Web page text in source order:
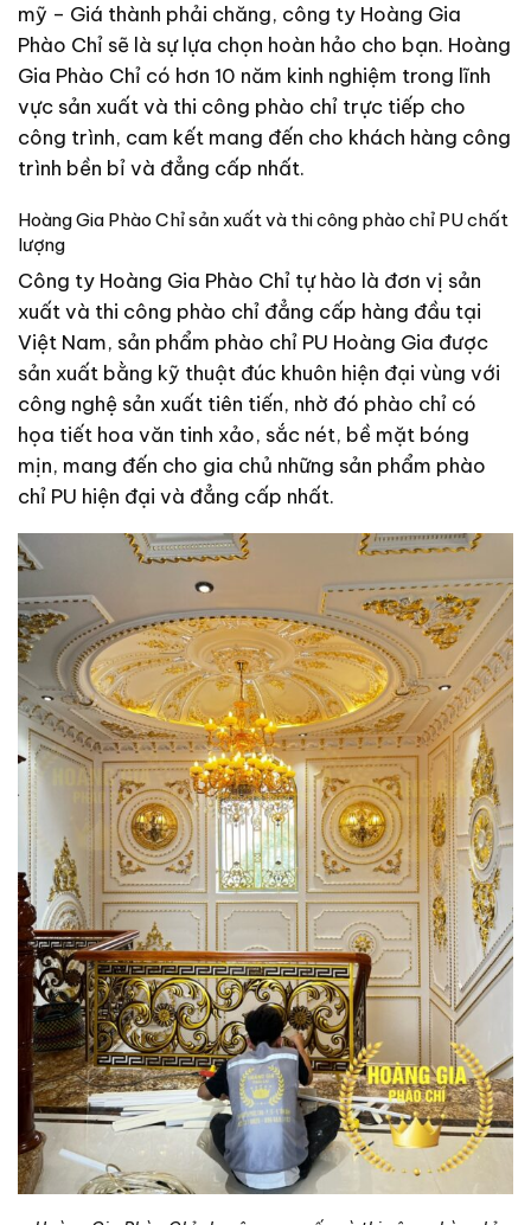
mỹ – Giá thành phải chăng, công ty Hoàng Gia
Phào Chỉ sẽ là sự lựa chọn hoàn hảo cho bạn. Hoàng
Gia Phào Chỉ có hơn 10 năm kinh nghiệm trong lĩnh
vực sản xuất và thi công phào chỉ trực tiếp cho
công trình, cam kết mang đến cho khách hàng công
trình bền bỉ và đẳng cấp nhất.
Hoàng Gia Phào Chỉ sản xuất và thi công phào chỉ PU chất
lượng
Công ty Hoàng Gia Phào Chỉ tự hào là đơn vị sản
xuất và thi công phào chỉ đẳng cấp hàng đầu tại
Việt Nam, sản phẩm phào chỉ PU Hoàng Gia được
sản xuất bằng kỹ thuật đúc khuôn hiện đại vùng với
công nghệ sản xuất tiên tiến, nhờ đó phào chỉ có
họa tiết hoa văn tinh xảo, sắc nét, bề mặt bóng
mịn, mang đến cho gia chủ những sản phẩm phào
chỉ PU hiện đại và đẳng cấp nhất.